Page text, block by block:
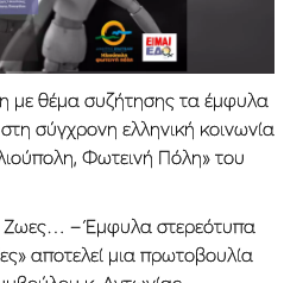
με θέμα συζήτησης τα έμφυλα
σύγχρονη ελληνική κοινωνία
Φωτεινή Πόλη» του
Ζωες… – Έμφυλα στερεότυπα
αποτελεί μια πρωτοβουλία